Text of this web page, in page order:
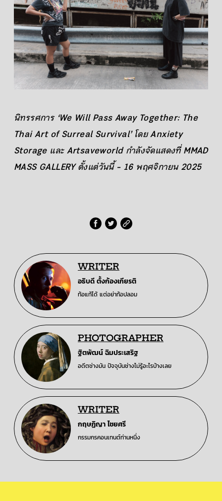
นิทรรศการ ‘We Will Pass Away Together: The
Thai Art of Surreal Survival’ โดย Anxiety
Storage และ Artsaveworld กำลังจัดแสดงที่ MMAD
MASS GALLERY ตั้งแต่วันนี้ - 16 พฤศจิกายน 2025
WRITER
อธิบดี ตั้งก้องเกียรติ
ท้อแท้ได้ แต่อย่าท้อปลอม
PHOTOGRAPHER
ฐิตพัฒน์ ฉิมประเสริฐ
อดีตช่างมัน ปัจจุบันช่างไม่รู้อะไรบ้างเลย
WRITER
กฤษฏิญา ไชยศรี
กรรมกรคอนเทนต์ท่านหนึ่ง